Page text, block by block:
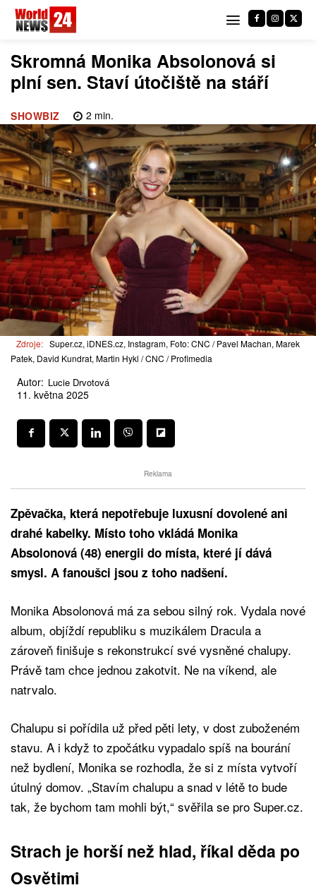
Skromná Monika Absolonová si
plní sen. Staví útočiště na stáří
SHOWBIZ 2 min.
Zdroje: Super.cz, iDNES.cz, Instagram, Foto: CNC / Pavel Machan, Marek
Patek, David Kundrat, Martin Hykl / CNC / Profimedia
Autor: Lucie Drvotová
11. května 2025
Reklama
Zpěvačka, která nepotřebuje luxusní dovolené ani
drahé kabelky. Místo toho vkládá Monika
Absolonová (48) energii do místa, které jí dává
smysl. A fanoušci jsou z toho nadšení.
Monika Absolonová má za sebou silný rok. Vydala nové
album, objíždí republiku s muzikálem Dracula a
zároveň finišuje s rekonstrukcí své vysněné chalupy.
Právě tam chce jednou zakotvit. Ne na víkend, ale
natrvalo.
Chalupu si pořídila už před pěti lety, v dost zuboženém
stavu. A i když to zpočátku vypadalo spíš na bourání
než bydlení, Monika se rozhodla, že si z místa vytvoří
útulný domov. „Stavím chalupu a snad v létě to bude
tak, že bychom tam mohli být,“ svěřila se pro Super.cz.
Strach je horší než hlad, říkal děda po
Osvětimi